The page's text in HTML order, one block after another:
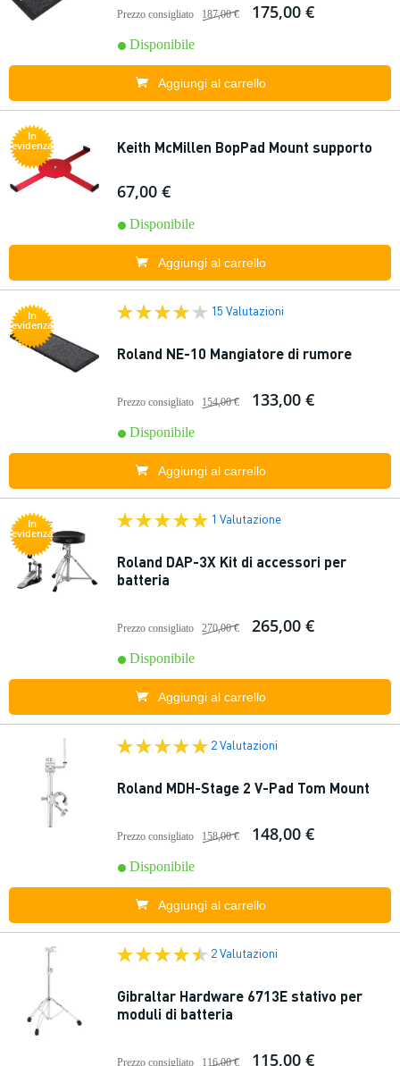
Prezzo consigliato 187,00 € 175,00 €
Disponibile
Aggiungi al carrello
In
evidenza Keith McMillen BopPad Mount supporto
67,00 €
Disponibile
Aggiungi al carrello
In
evidenza
15 Valutazioni
Roland NE-10 Mangiatore di rumore
Prezzo consigliato 154,00 € 133,00 €
Disponibile
Aggiungi al carrello
In
evidenza
1 Valutazione
Roland DAP-3X Kit di accessori per
batteria
Prezzo consigliato 270,00 € 265,00 €
Disponibile
Aggiungi al carrello
2 Valutazioni
Roland MDH-Stage 2 V-Pad Tom Mount
Prezzo consigliato 158,00 € 148,00 €
Disponibile
Aggiungi al carrello
2 Valutazioni
Gibraltar Hardware 6713E stativo per
moduli di batteria
Prezzo consigliato 116,00 € 115,00 €